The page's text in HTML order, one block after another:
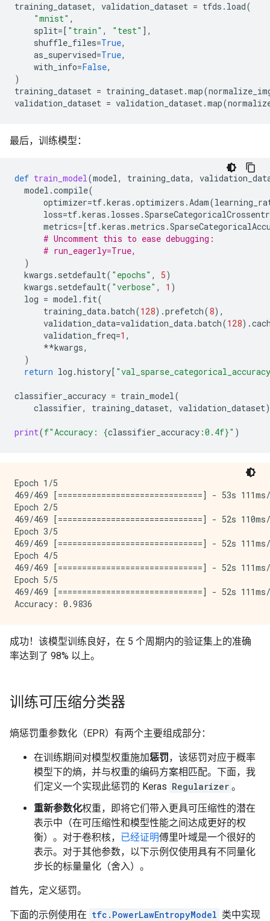
training_dataset, validation_dataset = tfds . load(
"mnist" ,
split=[ "train" , "test" ],
shuffle_files=True,
as_supervised=True,
with_info=False,
)
training_dataset = training_dataset.map(
validation_dataset = validation_dataset.map(
最后，训练模型：
def train_model(model, training_data,
model .compile(
optimizer=tf.keras .optimizers .Adam(
loss=tf.keras . losses .
metrics=[tf.keras .metrics .
# Uncomment this to ease debugging:
# run_eagerly=True,
)
kwargs . setdefault( "epochs" , 5)
kwargs . setdefault( "verbose" , 1 )
log = model . fit(
training_data.batch(128) .prefetch(8),
validation_data=validation_data.batch(128) .
validation_freq=1 ,
**kwargs,
)
return log .history[
classifier_accuracy = train_model(
classifier, training_dataset, validation_dataset)
print(f"Accuracy: {classifier_accuracy :0.4f}" )
Epoch 1/5
469/469 [==============================] -
Epoch 2/5
469/469 [==============================] -
Epoch 3/5
469/469 [==============================] -
Epoch 4/5
469/469 [==============================] -
Epoch 5/5
469/469 [==============================] -
成功！该模型训练良好，在 5 个周期内的验证集上的准确
率达到了 98% 以上。
训练可压缩分类器
熵惩罚重参数化（EPR）有两个主要组成部分：
在训练期间对模型权重施加惩罚，该惩罚对应于概率
模型下的熵，并与权重的编码方案相匹配。下面，我
们定义一个实现此惩罚的 Keras Regularizer 。
重新参数化权重，即将它们带入更具可压缩性的潜在
表示中（在可压缩性和模型性能之间达成更好的权
衡）。对于卷积核， 已经证明傅里叶域是一个很好的
表示。对于其他参数，以下示例仅使用具有不同量化
步长的标量量化（舍入）。
首先，定义惩罚。
下面的示例使用在 tfc.PowerLawEntropyModel 类中实现